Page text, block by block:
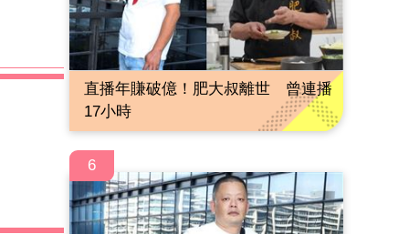
直播年賺破億！肥大叔離世 曾連播
17小時
6